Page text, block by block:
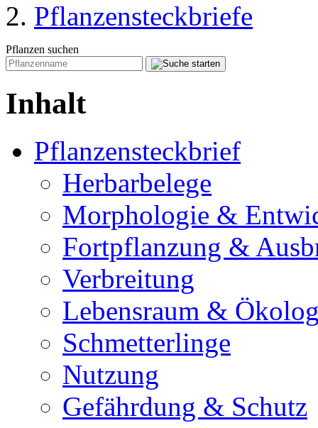
Pflanzensteckbriefe
Pflanzen suchen
Inhalt
Pflanzensteckbrief
Herbarbelege
Morphologie &
Fortpflanzung &
Verbreitung
Lebensraum &
Schmetterlinge
Nutzung
Gefährdung & Schutz